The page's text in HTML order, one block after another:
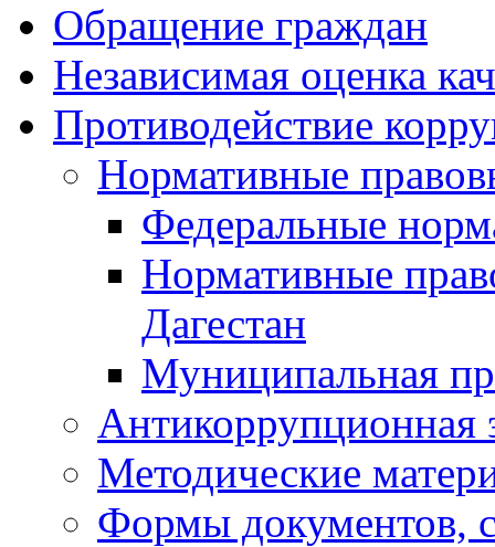
Обращение граждан
Независимая оценка
Противодействие
Нормативные
Федеральные
Нормативные
Дагестан
Муниципальная
Антикоррупционная
Методические
Формы документов,